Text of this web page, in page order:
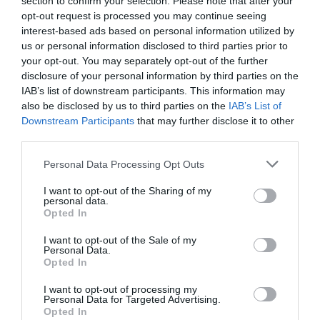
opt-out request is processed you may continue seeing
interest-based ads based on personal information utilized by
us or personal information disclosed to third parties prior to
your opt-out. You may separately opt-out of the further
disclosure of your personal information by third parties on the
IAB’s list of downstream participants. This information may
also be disclosed by us to third parties on the IAB’s List of
Downstream Participants that may further disclose it to other
Personal Data Processing Opt Outs
I want to opt-out of the Sharing of my
personal data.
Opted In
I want to opt-out of the Sale of my
Personal Data.
Opted In
I want to opt-out of processing my
Personal Data for Targeted Advertising.
Opted In
— ChaSea (@itellsya) February 11, 2024
Viktor Orbanje v pogovoru za francosko revijo
Le Pointpo objavi članka v Financial Timesu
obtožilEvropski svet,da ga poskuša
»izsiljevati.«
voditeljev držav EU.
Po poročanju Financial Timesa je EU
čimer bi ovirala njeno zmožnost
subvencioniranja neposrednih tujih naložb in
sčasomastrmoglavila vrednost madžarskega
forinta.